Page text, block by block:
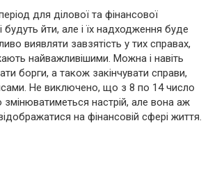
для ділової та фінансової
будуть йти, але і їх надходження буде
виявляти завзятість у тих справах,
найважливішими. Можна і навіть
борги, а також закінчувати справи,
Не виключено, що з 8 по 14 число
змінюватиметься настрій, але вона аж
на фінансовій сфері життя.